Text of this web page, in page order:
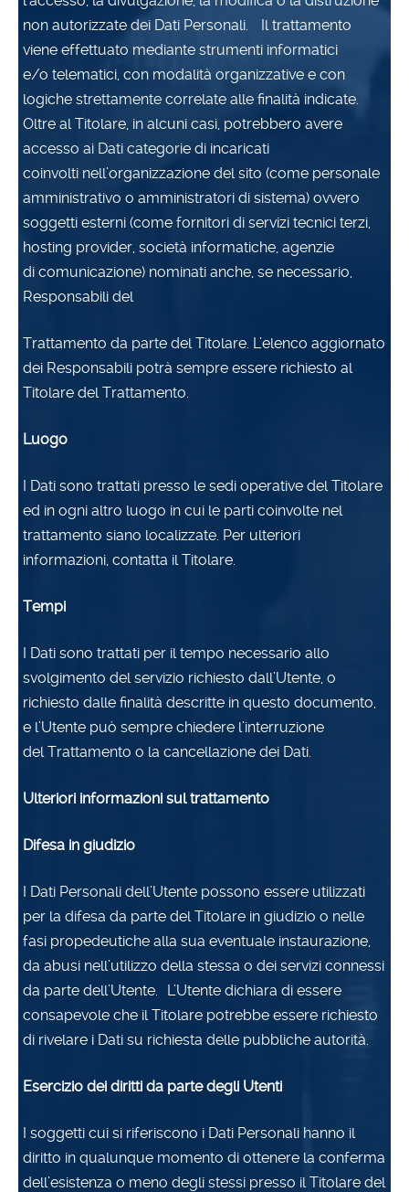
non autorizzate dei Dati Personali. Il trattamento
viene effettuato mediante strumenti informatici
e/o telematici, con modalità organizzative e con
logiche strettamente correlate alle finalità indicate.
Oltre al Titolare, in alcuni casi, potrebbero avere
accesso ai Dati categorie di incaricati
coinvolti nell’organizzazione del sito (come personale
amministrativo o amministratori di sistema) ovvero
soggetti esterni (come fornitori di servizi tecnici terzi,
hosting provider, società informatiche, agenzie
di comunicazione) nominati anche, se necessario,
Responsabili del
Trattamento da parte del Titolare. L’elenco aggiornato
dei Responsabili potrà sempre essere richiesto al
Titolare del Trattamento.
Luogo
I Dati sono trattati presso le sedi operative del Titolare
ed in ogni altro luogo in cui le parti coinvolte nel
trattamento siano localizzate. Per ulteriori
informazioni, contatta il Titolare.
Tempi
I Dati sono trattati per il tempo necessario allo
svolgimento del servizio richiesto dall’Utente, o
richiesto dalle finalità descritte in questo documento,
e l’Utente può sempre chiedere l’interruzione
del Trattamento o la cancellazione dei Dati.
Ulteriori informazioni sul trattamento
Difesa in giudizio
I Dati Personali dell’Utente possono essere utilizzati
per la difesa da parte del Titolare in giudizio o nelle
fasi propedeutiche alla sua eventuale instaurazione,
da abusi nell’utilizzo della stessa o dei servizi connessi
da parte dell’Utente. L’Utente dichiara di essere
consapevole che il Titolare potrebbe essere richiesto
di rivelare i Dati su richiesta delle pubbliche autorità.
Esercizio dei diritti da parte degli Utenti
I soggetti cui si riferiscono i Dati Personali hanno il
diritto in qualunque momento di ottenere la conferma
dell’esistenza o meno degli stessi presso il Titolare del